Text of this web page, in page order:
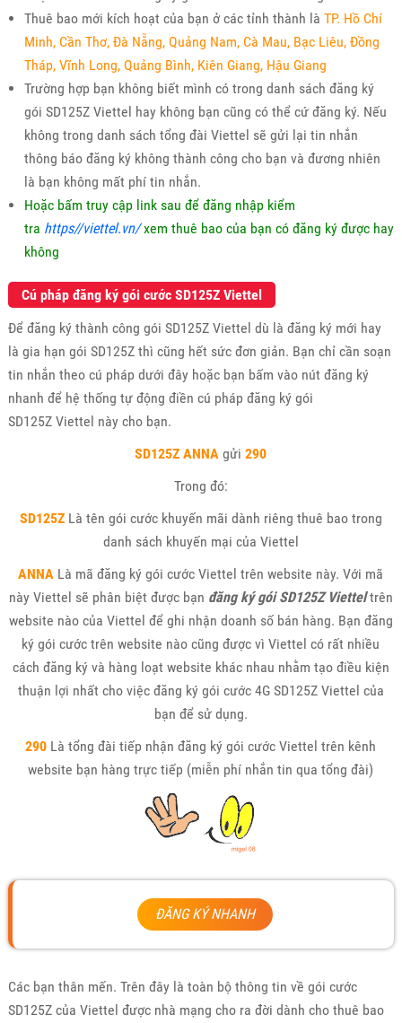
Thuê bao mới kích hoạt của bạn ở các tỉnh thành là TP. Hồ Chí
Minh, Cần Thơ, Đà Nẵng, Quảng Nam, Cà Mau, Bạc Liêu, Đồng
Tháp, Vĩnh Long, Quảng Bình, Kiên Giang, Hậu Giang
Trường hợp bạn không biết mình có trong danh sách đăng ký
gói SD125Z Viettel hay không bạn cũng có thể cứ đăng ký. Nếu
không trong danh sách tổng đài Viettel sẽ gửi lại tin nhắn
thông báo đăng ký không thành công cho bạn và đương nhiên
là bạn không mất phí tin nhắn.
Hoặc bấm truy cập link sau để đăng nhập kiểm
tra https//viettel.vn/xem thuê bao của bạn có đăng ký được hay
không
Cú pháp đăng ký gói cước SD125Z Viettel
Để đăng ký thành công gói SD125Z Viettel dù là đăng ký mới hay
là gia hạn gói SD125Z thì cũng hết sức đơn giản. Bạn chỉ cần soạn
tin nhắn theo cú pháp dưới đây hoặc bạn bấm vào nút đăng ký
nhanh để hệ thống tự động điền cú pháp đăng ký gói
SD125Z Viettel này cho bạn.
SD125ZANNA gửi 290
Trong đó:
SD125ZLà tên gói cước khuyến mãi dành riêng thuê bao trong
danh sách khuyến mại của Viettel
ANNA Là mã đăng ký gói cước Viettel trên website này. Với mã
này Viettel sẽ phân biệt được bạn đăng ký gói SD125Z Vietteltrên
website nào của Viettel để ghi nhận doanh số bán hàng. Bạn đăng
ký gói cước trên website nào cũng được vì Viettel có rất nhiều
cách đăng ký và hàng loạt website khác nhau nhằm tạo điều kiện
thuận lợi nhất cho việc đăng ký gói cước 4G SD125Z Viettel của
bạn để sử dụng.
290 Là tổng đài tiếp nhận đăng ký gói cước Viettel trên kênh
website bạn hàng trực tiếp (miễn phí nhắn tin qua tổng đài)
ĐĂNG KÝ NHANH
Các bạn thân mến. Trên đây là toàn bộ thông tin về gói cước
SD125Z của Viettel được nhà mạng cho ra đời dành cho thuê bao